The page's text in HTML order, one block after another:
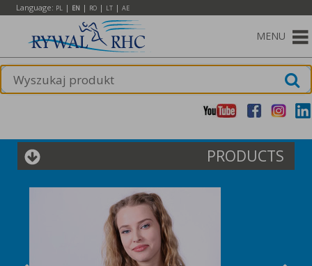
Language: PL | EN | RO | LT | AE
MENU
PRODUCTS